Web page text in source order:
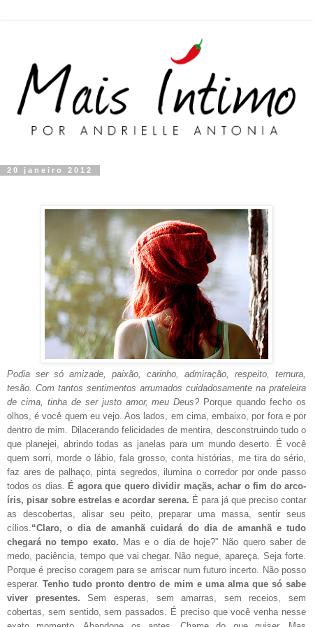
20 janeiro 2012
Podia ser só amizade, paixão, carinho, admiração, respeito, ternura,
tesão. Com tantos sentimentos arrumados cuidadosamente na prateleira
de cima, tinha de ser justo amor, meu Deus? Porque quando fecho os
olhos, é você quem eu vejo. Aos lados, em cima, embaixo, por fora e por
dentro de mim. Dilacerando felicidades de mentira, desconstruindo tudo o
que planejei, abrindo todas as janelas para um mundo deserto. É você
quem sorri, morde o lábio, fala grosso, conta histórias, me tira do sério,
faz ares de palhaço, pinta segredos, ilumina o corredor por onde passo
todos os dias. É agora que quero dividir maçãs, achar o fim do arco-
íris, pisar sobre estrelas e acordar serena. É para já que preciso contar
as descobertas, alisar seu peito, preparar uma massa, sentir seus
cílios.“Claro, o dia de amanhã cuidará do dia de amanhã e tudo
chegará no tempo exato. Mas e o dia de hoje?” Não quero saber de
medo, paciência, tempo que vai chegar. Não negue, apareça. Seja forte.
Porque é preciso coragem para se arriscar num futuro incerto. Não posso
esperar.Tenho tudo pronto dentro de mim e uma alma que só sabe
viver presentes. Sem esperas, sem amarras, sem receios, sem
cobertas, sem sentido, sem passados. É preciso que você venha nesse